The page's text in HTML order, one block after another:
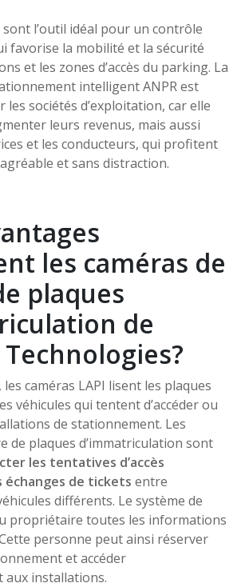
sont l’outil idéal pour un contrôle
favorise la mobilité et la sécurité
et les zones d’accès du parking. La
intelligent ANPR est
sociétés d’exploitation, car elle
leurs revenus, mais aussi
et les conducteurs, qui profitent
et sans distraction.
les caméras de
plaques
de
caméras LAPI lisent les plaques
véhicules qui tentent d’accéder ou
de stationnement. Les
de plaques d’immatriculation sont
les tentatives d’accès
de tickets entre
différents. Le système de
propriétaire toutes les informations
personne peut ainsi réserver
et accéder
installations.